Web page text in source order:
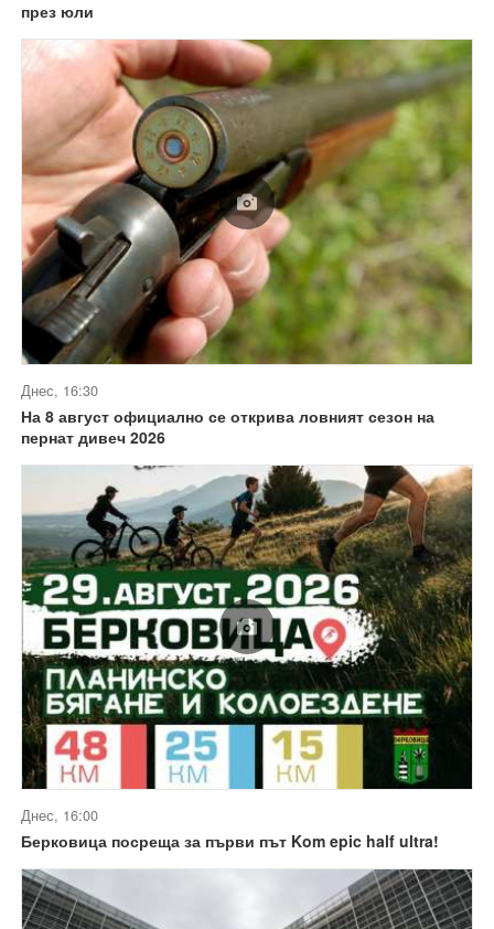
през юли
Днес, 16:30
На 8 август официално се открива ловният сезон на
пернат дивеч 2026
Днес, 16:00
Берковица посреща за първи път Kom epic half ultra!